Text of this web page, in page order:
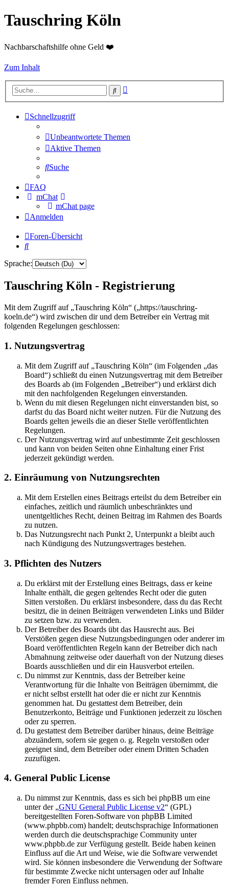
Tauschring Köln
Nachbarschaftshilfe ohne Geld ❤️
Zum Inhalt
Suche
Schnellzugriff
Unbeantwortete Themen
Aktive Themen
Suche
FAQ
mChat
mChat page
Anmelden
Foren-Übersicht
Suche
Sprache:
Tauschring Köln - Registrierung
Mit dem Zugriff auf „Tauschring Köln“ („https://tauschring-
koeln.de“) wird zwischen dir und dem Betreiber ein Vertrag mit
folgenden Regelungen geschlossen:
1. Nutzungsvertrag
Mit dem Zugriff auf „Tauschring Köln“ (im Folgenden „das
Board“) schließt du einen Nutzungsvertrag mit dem Betreiber
des Boards ab (im Folgenden „Betreiber“) und erklärst dich
mit den nachfolgenden Regelungen einverstanden.
Wenn du mit diesen Regelungen nicht einverstanden bist, so
darfst du das Board nicht weiter nutzen. Für die Nutzung des
Boards gelten jeweils die an dieser Stelle veröffentlichten
Regelungen.
Der Nutzungsvertrag wird auf unbestimmte Zeit geschlossen
und kann von beiden Seiten ohne Einhaltung einer Frist
jederzeit gekündigt werden.
2. Einräumung von Nutzungsrechten
Mit dem Erstellen eines Beitrags erteilst du dem Betreiber ein
einfaches, zeitlich und räumlich unbeschränktes und
unentgeltliches Recht, deinen Beitrag im Rahmen des Boards
zu nutzen.
Das Nutzungsrecht nach Punkt 2, Unterpunkt a bleibt auch
nach Kündigung des Nutzungsvertrages bestehen.
3. Pflichten des Nutzers
Du erklärst mit der Erstellung eines Beitrags, dass er keine
Inhalte enthält, die gegen geltendes Recht oder die guten
Sitten verstoßen. Du erklärst insbesondere, dass du das Recht
besitzt, die in deinen Beiträgen verwendeten Links und Bilder
zu setzen bzw. zu verwenden.
Der Betreiber des Boards übt das Hausrecht aus. Bei
Verstößen gegen diese Nutzungsbedingungen oder anderer im
Board veröffentlichten Regeln kann der Betreiber dich nach
Abmahnung zeitweise oder dauerhaft von der Nutzung dieses
Boards ausschließen und dir ein Hausverbot erteilen.
Du nimmst zur Kenntnis, dass der Betreiber keine
Verantwortung für die Inhalte von Beiträgen übernimmt, die
er nicht selbst erstellt hat oder die er nicht zur Kenntnis
genommen hat. Du gestattest dem Betreiber, dein
Benutzerkonto, Beiträge und Funktionen jederzeit zu löschen
oder zu sperren.
Du gestattest dem Betreiber darüber hinaus, deine Beiträge
abzuändern, sofern sie gegen o. g. Regeln verstoßen oder
geeignet sind, dem Betreiber oder einem Dritten Schaden
zuzufügen.
4. General Public License
Du nimmst zur Kenntnis, dass es sich bei phpBB um eine
unter der „GNU General Public License v2“ (GPL)
bereitgestellten Foren-Software von phpBB Limited
(www.phpbb.com) handelt; deutschsprachige Informationen
werden durch die deutschsprachige Community unter
www.phpbb.de zur Verfügung gestellt. Beide haben keinen
Einfluss auf die Art und Weise, wie die Software verwendet
wird. Sie können insbesondere die Verwendung der Software
für bestimmte Zwecke nicht untersagen oder auf Inhalte
fremder Foren Einfluss nehmen.